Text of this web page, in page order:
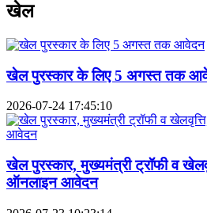
खेल
खेल पुरस्कार के लिए 5 अगस्त तक
2026-07-24 17:45:10
खेल पुरस्कार, मुख्यमंत्री ट्रॉफी व
ऑनलाइन आवेदन